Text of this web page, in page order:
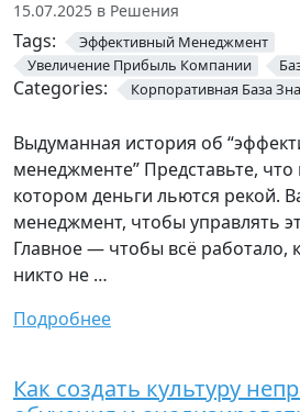
15.07.2025 в Решения
Tags:
Эффективный Менеджмент
Увеличение Прибыль Компании
Categories: Корпоративная База
Выдуманная история об
менеджменте” Представьте, что
котором деньги льются рекой.
менеджмент, чтобы управлять
Главное — чтобы всё работало,
никто не …
Подробнее
Как создать культуру